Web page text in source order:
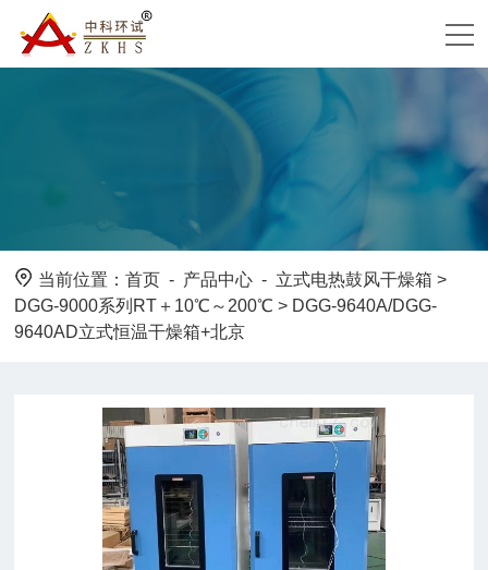
当前位置：首页 - 产品中心 - 立式电热鼓风干燥箱 >
DGG-9000系列RT＋10℃～200℃ > DGG-9640A/DGG-
9640AD立式恒温干燥箱+北京